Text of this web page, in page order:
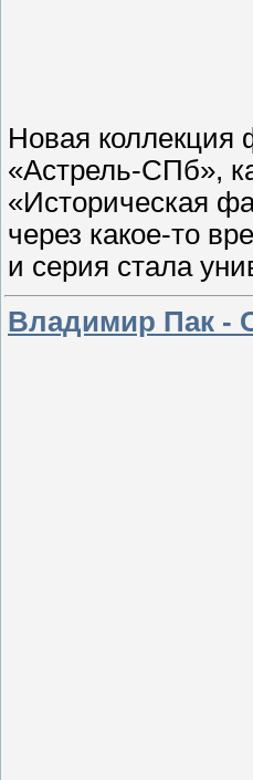
Новая коллекция
«Астрель-СПб»,
«Историческая
через какое-то
и серия стала
Владимир Пак -